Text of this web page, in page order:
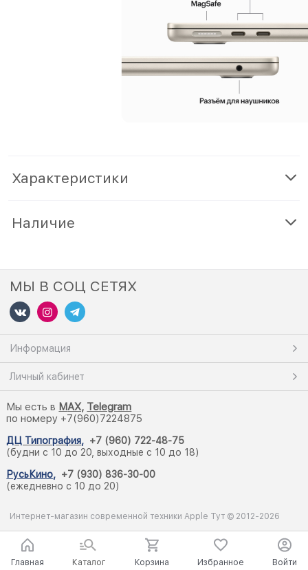
Характеристики
Наличие
МЫ В СОЦ СЕТЯХ
Информация
Личный кабинет
Мы есть в MAX, Telegram
по номеру +7(960)7224875
ДЦ Типография, +7 (960) 722-48-75
(будни с 10 до 20, выходные с 10 до 18)
РусьКино, +7 (930) 836-30-00
(ежедневно с 10 до 20)
Интернет-магазин современной техники Apple Тут © 2012-2026
Главная Каталог Корзина Избранное Войти